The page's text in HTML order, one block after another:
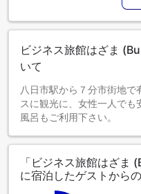
ビジネス旅館はざま
いて
八日市駅から７分市街地
スに観光に、女性一人で
風呂もご利用下さい。
「ビジネス旅館はざま
に宿泊したゲストから